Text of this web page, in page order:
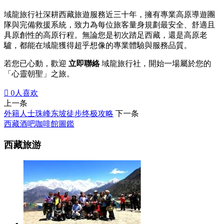
域龍旅行社深耕西藏旅遊服務近三十年，擁有專業高原導遊團
隊與完備救援系統，致力為每位旅客量身規劃最安全、舒適且
具原創性的高原行程。無論您是初次踏足西藏，還是高原老
驢，都能在域龍獲得超乎想像的專業體驗與服務品質。
若您已心動，歡迎 立即聯絡域龍旅行社，開始一場屬於您的
「心靈朝聖」之旅。
 0人喜欢
上一条
外籍人士珠峰东坡徒步终极攻略 下一条
西藏酒吧咖啡館圖鑑
西藏旅游